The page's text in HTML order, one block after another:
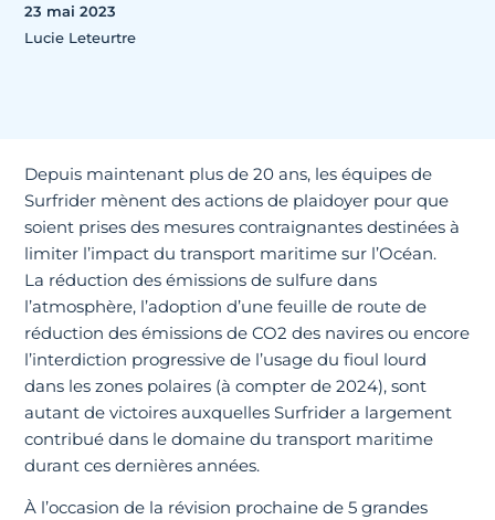
23 mai 2023
Lucie Leteurtre
Depuis maintenant plus de 20 ans, les équipes de
Surfrider mènent des actions de plaidoyer pour que
soient prises des mesures contraignantes destinées à
limiter l’impact du transport maritime sur l’Océan.
La réduction des émissions de sulfure dans
l’atmosphère, l’adoption d’une feuille de route de
réduction des émissions de CO2 des navires ou encore
l’interdiction progressive de l’usage du fioul lourd
dans les zones polaires (à compter de 2024), sont
autant de victoires auxquelles Surfrider a largement
contribué dans le domaine du transport maritime
durant ces dernières années.
À l’occasion de la révision prochaine de 5 grandes